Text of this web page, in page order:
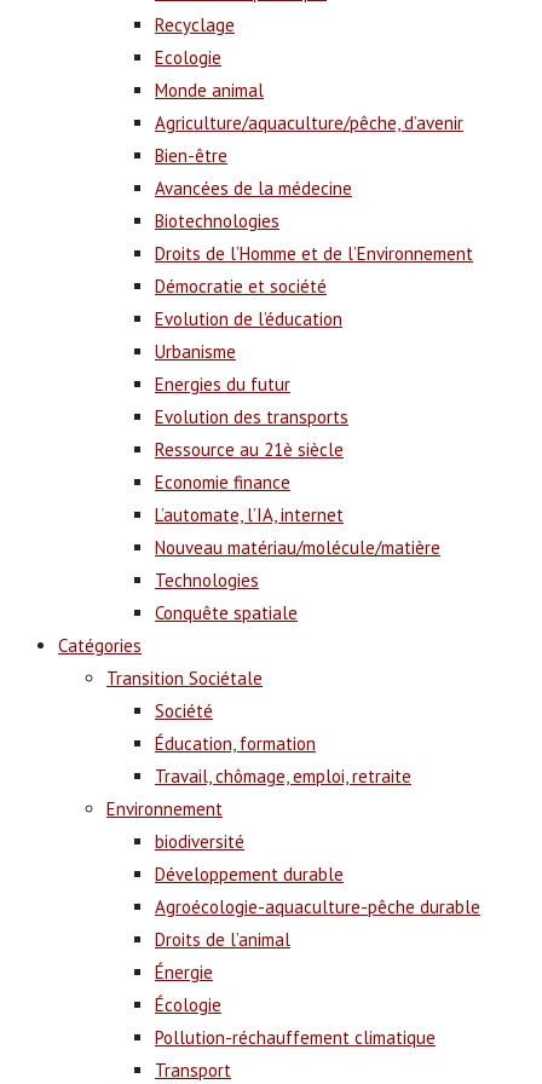
Recyclage
Ecologie
Monde animal
Agriculture/aquaculture/pêche, d’avenir
Bien-être
Avancées de la médecine
Biotechnologies
Droits de l’Homme et de l’Environnement
Démocratie et société
Evolution de l’éducation
Urbanisme
Energies du futur
Evolution des transports
Ressource au 21è siècle
Economie finance
L’automate, l’IA, internet
Nouveau matériau/molécule/matière
Technologies
Conquête spatiale
Catégories
Transition Sociétale
Société
Éducation, formation
Travail, chômage, emploi, retraite
Environnement
biodiversité
Développement durable
Agroécologie-aquaculture-pêche durable
Droits de l’animal
Énergie
Écologie
Pollution-réchauffement climatique
Transport